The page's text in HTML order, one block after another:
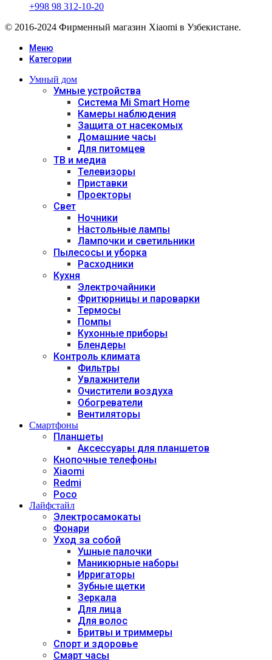
+998 98 312-10-20
© 2016-2024 Фирменный магазин Xiaomi в Узбекистане.
Меню
Категории
Умный дом
Умные устройства
Система Mi Smart Home
Камеры наблюдения
Защита от насекомых
Домашние часы
Для питомцев
ТВ и медиа
Телевизоры
Приставки
Проекторы
Свет
Ночники
Настольные лампы
Лампочки и светильники
Пылесосы и уборка
Расходники
Кухня
Электрочайники
Фритюрницы и пароварки
Термосы
Помпы
Кухонные приборы
Блендеры
Контроль климата
Фильтры
Увлажнители
Очистители воздуха
Обогреватели
Вентиляторы
Смартфоны
Планшеты
Аксессуары для планшетов
Кнопочные телефоны
Xiaomi
Redmi
Poco
Лайфстайл
Электросамокаты
Фонари
Уход за собой
Ушные палочки
Маникюрные наборы
Ирригаторы
Зубные щетки
Зеркала
Для лица
Для волос
Бритвы и триммеры
Спорт и здоровье
Смарт часы